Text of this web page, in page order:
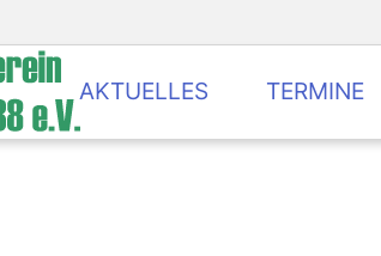
AKTUELLES TERMINE